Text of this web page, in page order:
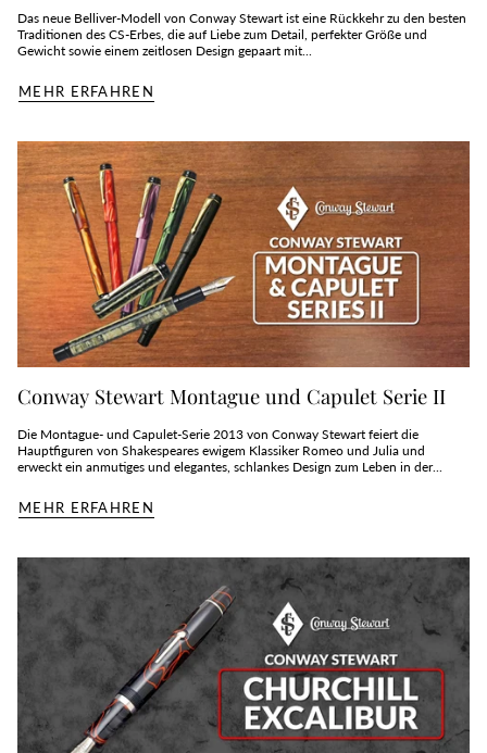
Das neue Belliver-Modell von Conway Stewart ist eine Rückkehr zu den besten
Traditionen des CS-Erbes, die auf Liebe zum Detail, perfekter Größe und
Gewicht sowie einem zeitlosen Design gepaart mit...
MEHR ERFAHREN
Conway Stewart Montague und Capulet Serie II
Die Montague- und Capulet-Serie 2013 von Conway Stewart feiert die
Hauptfiguren von Shakespeares ewigem Klassiker Romeo und Julia und
erweckt ein anmutiges und elegantes, schlankes Design zum Leben in der...
MEHR ERFAHREN